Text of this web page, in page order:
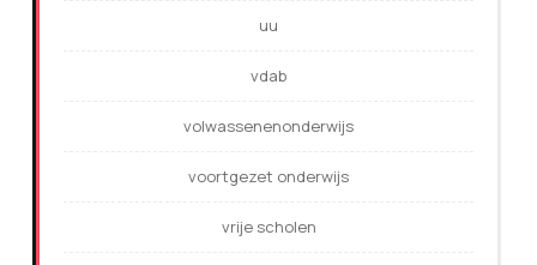
uu
vdab
volwassenenonderwijs
voortgezet onderwijs
vrije scholen